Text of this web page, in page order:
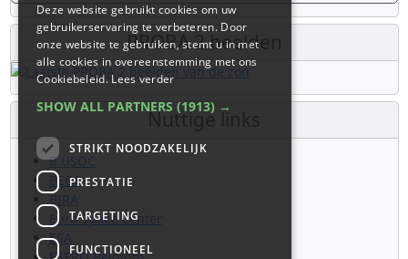
PROBA 2 beelden
Nuttige links
B.USOC
BEOP
BIRA
Euro Space Center
ESA
Deze website gebruikt cookies om uw
gebruikerservaring te verbeteren. Door
onze website te gebruiken, stemt u in met
alle cookies in overeenstemming met ons
Cookiebeleid.Lees verder
SHOW ALL PARTNERS (1913) →
STRIKT NOODZAKELIJK
PRESTATIE
TARGETING
FUNCTIONEEL